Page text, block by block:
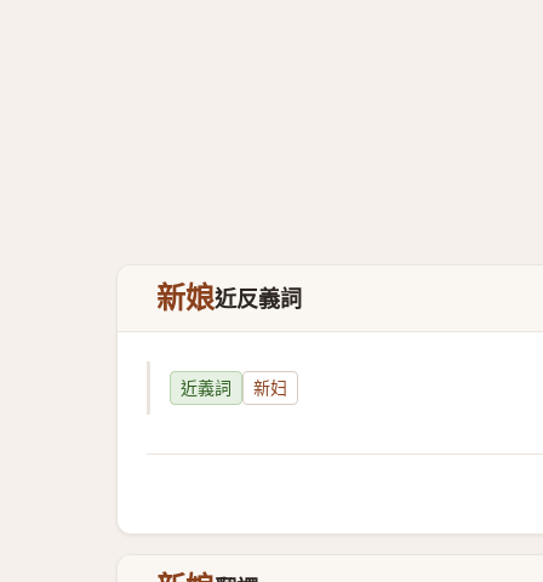
新娘近反義詞
近義詞 新妇